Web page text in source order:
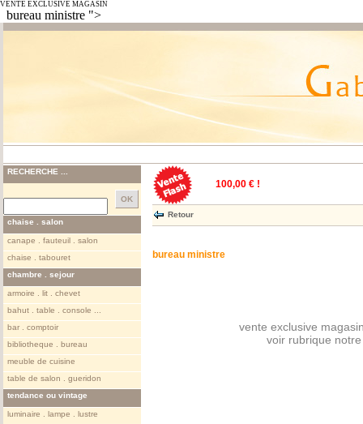
VENTE EXCLUSIVE MAGASIN
bureau ministre ">
RECHERCHE ...
chaise . salon
canape . fauteuil . salon
chaise . tabouret
chambre . sejour
armoire . lit . chevet
bahut . table . console ...
bar . comptoir
bibliotheque . bureau
meuble de cuisine
table de salon . gueridon
tendance ou vintage
luminaire . lampe . lustre
100,00 € !
Retour
bureau ministre
vente exclusive
voir rubrique